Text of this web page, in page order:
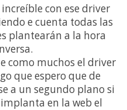
con ese driver
e cuenta todas las
plantearán a la hora
como muchos el driver
que espero que de
a un segundo plano si
en la web el